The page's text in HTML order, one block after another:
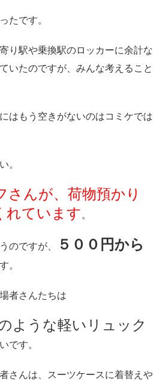
たです。
り駅や乗換駅のロッカーに余計な
いたのですが、みんな考えること
はもう空きがないのはコミケでは
。
さんが、荷物預かり
れています 。
のですが、
５００円から
。
者さんたちは
ような軽いリュック
です。
さんは、スーツケースに着替えや